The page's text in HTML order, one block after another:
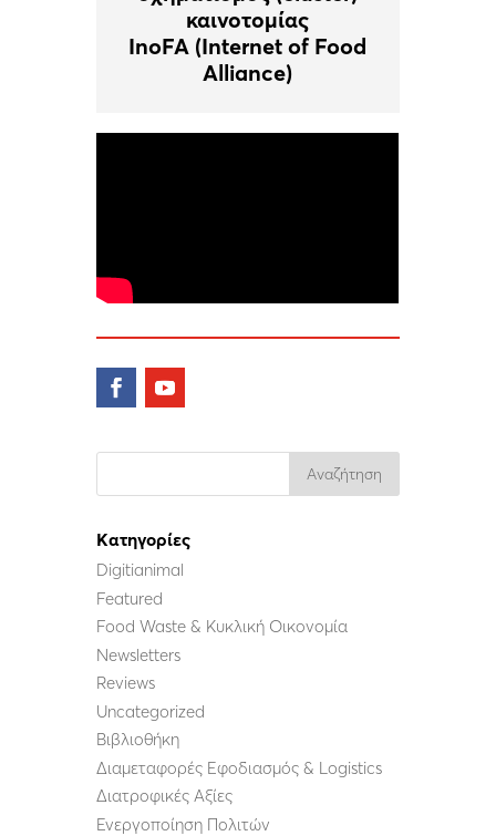
καινοτομίας
InoFA (Internet of Food
Alliance)
Kατηγορίες
Digitianimal
Featured
Food Waste & Κυκλική Οικονομία
Newsletters
Reviews
Uncategorized
Βιβλιοθήκη
Διαμεταφορές Εφοδιασμός & Logistics
Διατροφικές Αξίες
Ενεργοποίηση Πολιτών